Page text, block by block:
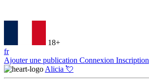
18+
fr
Ajouter une publication Connexion Inscription
Alicia 💘